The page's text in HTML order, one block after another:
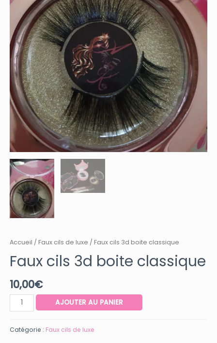
Accueil / Faux cils de luxe / Faux cils 3d boite classique
Faux cils 3d boite classique
10,00€
quantité
cils
AJOUTER AU PANIER
Catégorie : Faux cils de luxe